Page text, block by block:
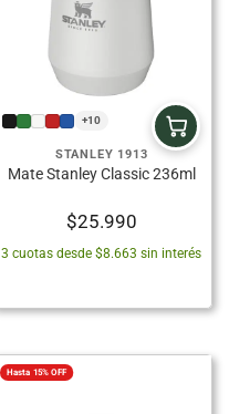
+10
STANLEY 1913
Mate Stanley Classic 236ml
$25.990
3 cuotas desde $8.663 sin interés
Hasta 15% OFF